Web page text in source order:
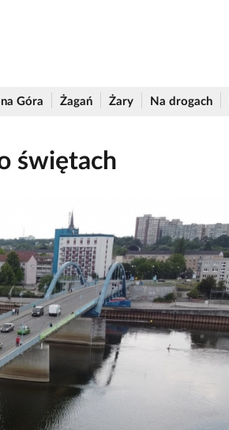
Góra Żagań Żary Na drogach
świętach